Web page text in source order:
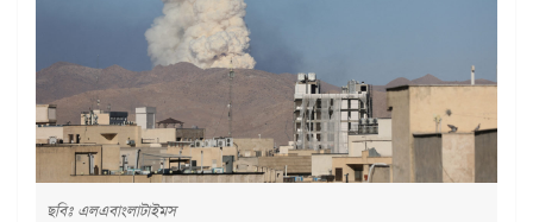
ছবিঃ এলএবাংলাটাইমস